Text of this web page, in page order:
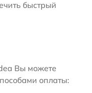
быстрый
Вы можете
оплаты: